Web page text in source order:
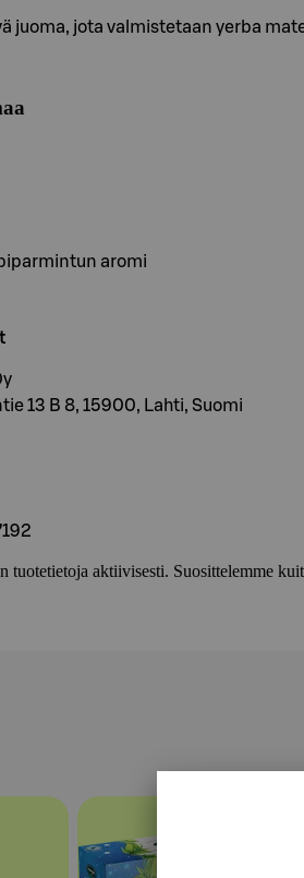
juoma, jota valmistetaan yerba
aromi
13 B 8, 15900, Lahti, Suomi
tuotetietoja aktiivisesti. Suosittelemme